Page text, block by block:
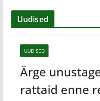
Uudised
UUDISED
Ärge
rattaid enne